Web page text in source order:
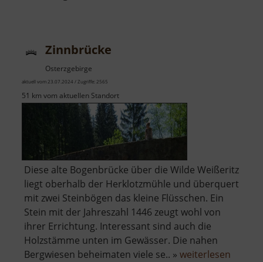
Zinnbrücke
Osterzgebirge
aktuell vom 23.07.2024 / Zugriffe: 2565
51 km vom aktuellen Standort
Diese alte Bogenbrücke über die Wilde Weißeritz
liegt oberhalb der Herklotzmühle und überquert
mit zwei Steinbögen das kleine Flüsschen. Ein
Stein mit der Jahreszahl 1446 zeugt wohl von
ihrer Errichtung. Interessant sind auch die
Holzstämme unten im Gewässer. Die nahen
Bergwiesen beheimaten viele se.. » weiterlesen